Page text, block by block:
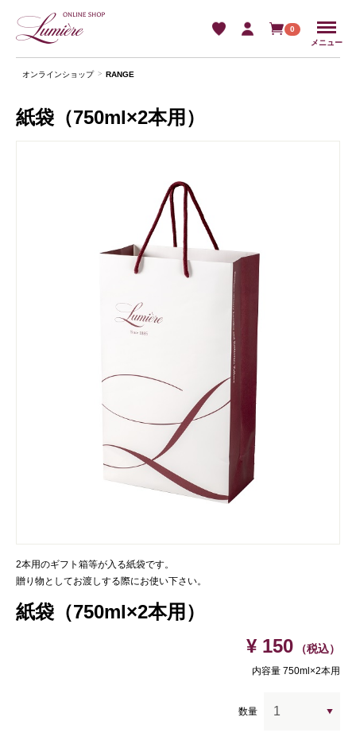
0
メニュー
オンラインショップ RANGE
紙袋（750ml×2本用）
2本用のギフト箱等が入る紙袋です。
贈り物としてお渡しする際にお使い下さい。
紙袋（750ml×2本用）
¥ 150
（税込）
内容量 750ml×2本用
数量